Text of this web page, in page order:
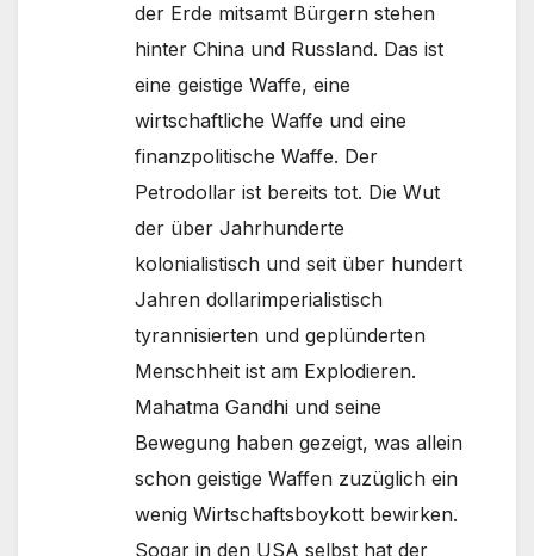
der Erde mitsamt Bürgern stehen
hinter China und Russland. Das ist
eine geistige Waffe, eine
wirtschaftliche Waffe und eine
finanzpolitische Waffe. Der
Petrodollar ist bereits tot. Die Wut
der über Jahrhunderte
kolonialistisch und seit über hundert
Jahren dollarimperialistisch
tyrannisierten und geplünderten
Menschheit ist am Explodieren.
Mahatma Gandhi und seine
Bewegung haben gezeigt, was allein
schon geistige Waffen zuzüglich ein
wenig Wirtschaftsboykott bewirken.
Sogar in den USA selbst hat der